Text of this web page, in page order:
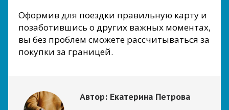
Оформив для поездки правильную карту и
позаботившись о других важных моментах,
вы без проблем сможете рассчитываться за
покупки за границей.
Автор: Екатерина Петрова